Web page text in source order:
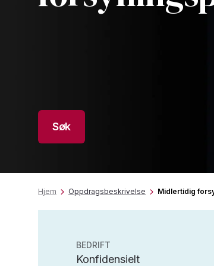
Søk
Hjem Oppdragsbeskrivelse Midlertidig
BEDRIFT
Konfidensielt